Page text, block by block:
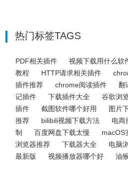
热门标签TAGS
PDF相关插件
视频下载用什么软
教程
HTTP请求相关插件
插件推荐
chrome阅读插件 翻
记插件
下载插件大全 谷歌浏
插件
截图软件哪个好用 图片
推荐
bilibili视频下载方法 电商
制
百度网盘下载太慢 macOS
浏览器推荐
下载器大全 电脑
最新版
视频播放器哪个好 油